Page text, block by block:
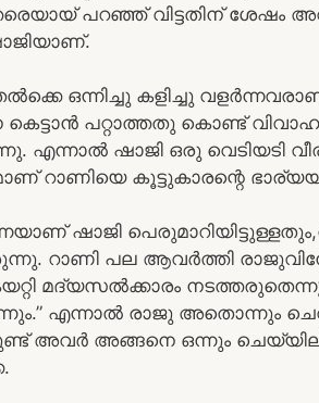
പറഞ്ഞ് വിട്ടതിന് ശേഷം
ഒന്നിച്ചു കളിച്ചു
കെട്ടാൻ പറ്റാത്തതു കൊണ്ട്
എന്നാൽ ഷാജി ഒരു വെടിയടി
റാണിയെ കൂട്ടുകാരന്റെ
ഷാജി
റാണി പല ആവർത്തി
മദ്യസൽക്കാരം
എന്നാൽ രാജു അതൊന്നും
അവർ അങ്ങനെ ഒന്നും